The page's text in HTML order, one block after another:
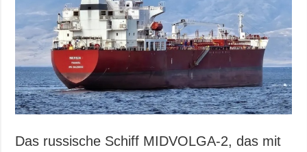
Das russische Schiff MIDVOLGA-2, das mit